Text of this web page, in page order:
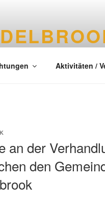
Aktivitäten /
an der
den